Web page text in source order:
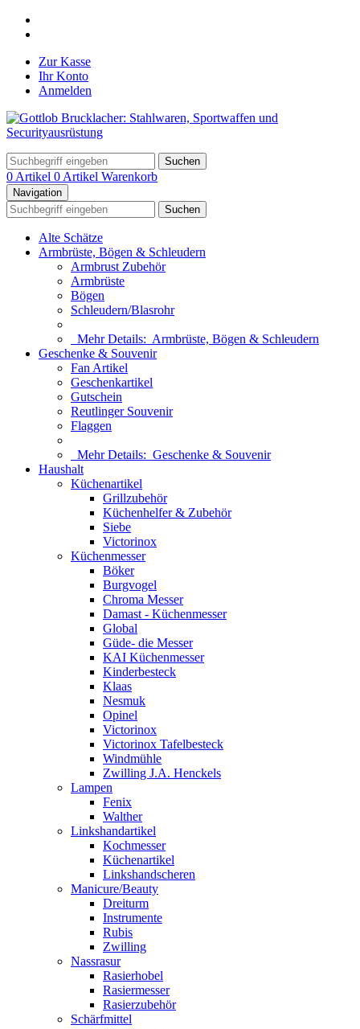
Zur Kasse
Ihr Konto
Anmelden
Suchen
0 Artikel 0 Artikel Warenkorb
Navigation
Suchen
Alte Schätze
Armbrüste, Bögen & Schleudern
Armbrust Zubehör
Armbrüste
Bögen
Schleudern/Blasrohr
Mehr Details: Armbrüste, Bögen & Schleudern
Geschenke & Souvenir
Fan Artikel
Geschenkartikel
Gutschein
Reutlinger Souvenir
Flaggen
Mehr Details: Geschenke & Souvenir
Haushalt
Küchenartikel
Grillzubehör
Küchenhelfer & Zubehör
Siebe
Victorinox
Küchenmesser
Böker
Burgvogel
Chroma Messer
Damast - Küchenmesser
Global
Güde- die Messer
KAI Küchenmesser
Kinderbesteck
Klaas
Nesmuk
Opinel
Victorinox
Victorinox Tafelbesteck
Windmühle
Zwilling J.A. Henckels
Lampen
Fenix
Walther
Linkshandartikel
Kochmesser
Küchenartikel
Linkshandscheren
Manicure/Beauty
Dreiturm
Instrumente
Rubis
Zwilling
Nassrasur
Rasierhobel
Rasiermesser
Rasierzubehör
Schärfmittel